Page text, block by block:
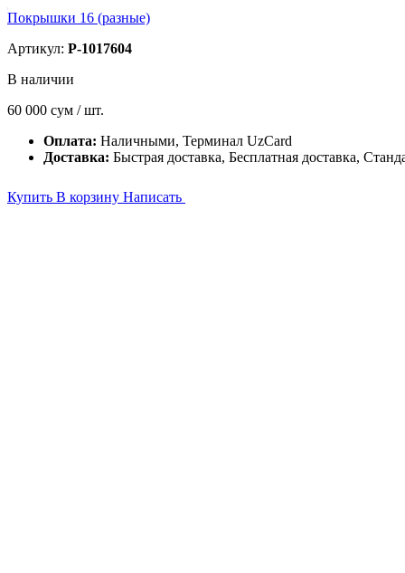
Покрышки 16 (разные)
Артикул: P-1017604
В наличии
60 000 сум / шт.
Оплата: Наличными, Терминал UzCard
Доставка: Быстрая доставка, Бесплатная доставка,
Купить В корзину Написать